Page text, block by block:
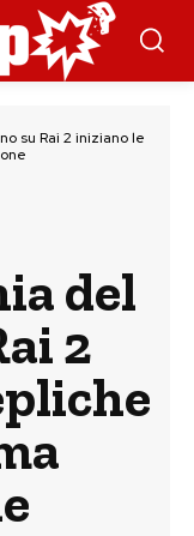
su Rai 2 iniziano le
del
2